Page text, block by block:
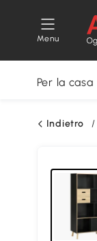
Menu
Per la casa
Indietro /